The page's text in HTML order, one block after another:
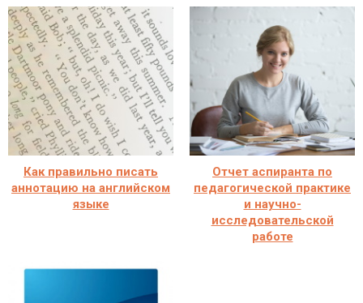
Как правильно писать
аннотацию на английском
языке
Отчет аспиранта по
педагогической практике
и научно-
исследовательской
работе